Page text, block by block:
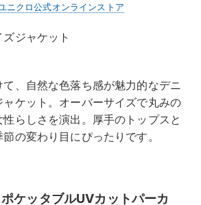
ニクロ公式オンラインストア
ジャケット
、自然な色落ち感が魅力的なデニ
ャケット。オーバーサイズで丸みの
らしさを演出。厚手のトップスと
の変わり目にぴったりです。
ケッタブルUVカットパーカ